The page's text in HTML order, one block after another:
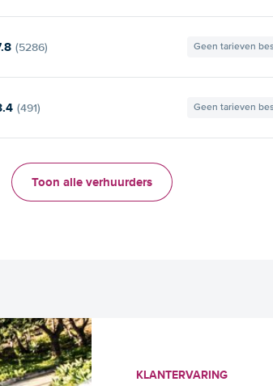
(5286) Geen tarieven
(491) Geen tarieven
Toon alle verhuurders
KLANTERVARING